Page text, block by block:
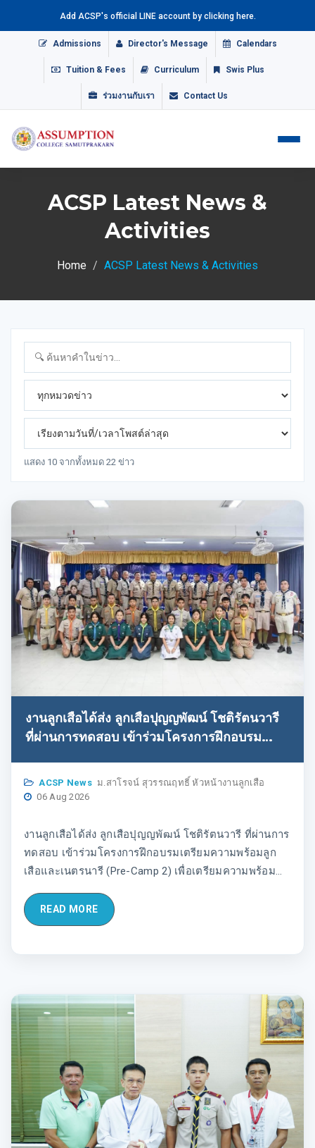
Add ACSP's official LINE account by clicking here.
Admissions Director's Message Calendars
Tuition & Fees Curriculum Swis Plus
ร่วมงานกับเรา Contact Us
ACSP Latest News &
Activities
Home ACSP Latest News & Activities
แสดง 10 จากทั้งหมด 22 ข่าว
งานลูกเสือได้ส่ง ลูกเสือปุญญพัฒน์ โชติรัตนวารี
ที่ผ่านการทดสอบ เข้าร่วมโครงการฝึกอบรม
Camp 2) เพื่อเตรียมความพร้อมของคณะผู้แทน
ลูกเสือไทย ก่อนออกเดินทางเข้าร่วมงานชุมนุมลูก
ณ ศูนย์พัฒนาบุคลากรทางการลูกเสือ ยุวกาชาด
และกิจกรรมเยาวชน "กฐิน กุยยกานนท์"
ACSP News ม.สาโรจน์ สุวรรณฤทธิ์ หัวหน้างานลูกเสือ
06 Aug 2026
งานลูกเสือได้ส่ง ลูกเสือปุญญพัฒน์ โชติรัตนวารี ที่ผ่านการ
ทดสอบ เข้าร่วมโครงการฝึกอบรมเตรียมความพร้อมลูก
เสือและเนตรนารี (Pre-Camp 2) เพื่อเตรียมความพร้อม
ชุมนุมลูกเสือระหว่างประเทศ ในวันที่ 6-16 สิงหาคม 2569
ณ ศูนย์พัฒนาบุคลากรทางการลูกเสือ ยุวกาชาดและ
READ MORE